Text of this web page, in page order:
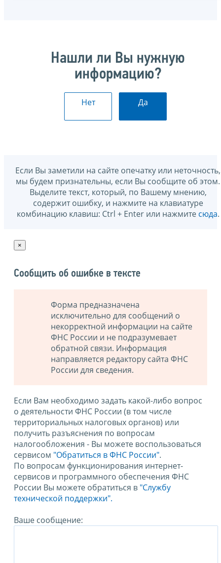
Нашли ли Вы нужную
информацию?
Нет Да
Если Вы заметили на сайте опечатку или неточность,
мы будем признательны, если Вы сообщите об этом.
Выделите текст, который, по Вашему мнению,
содержит ошибку, и нажмите на клавиатуре
комбинацию клавиш: Ctrl + Enter или нажмите сюда.
×
Сообщить об ошибке в тексте
Форма предназначена
исключительно для сообщений о
некорректной информации на сайте
ФНС России и не подразумевает
обратной связи. Информация
направляется редактору сайта ФНС
России для сведения.
Если Вам необходимо задать какой-либо вопрос
о деятельности ФНС России (в том числе
территориальных налоговых органов) или
получить разъяснения по вопросам
налогообложения - Вы можете воспользоваться
сервисом "Обратиться в ФНС России".
По вопросам функционирования интернет-
сервисов и программного обеспечения ФНС
России Вы можете обратиться в "Службу
технической поддержки".
Ваше сообщение: